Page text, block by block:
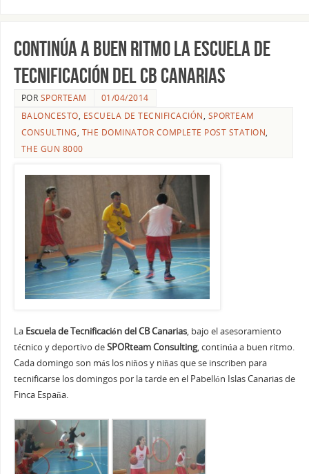
Continúa a buen ritmo la Escuela de
Tecnificación del CB Canarias
POR SPORTEAM
01/04/2014
BALONCESTO, ESCUELA DE TECNIFICACIÓN, SPORTEAM
CONSULTING, THE DOMINATOR COMPLETE POST STATION,
THE GUN 8000
La Escuela de Tecnificación del CB Canarias, bajo el asesoramiento
técnico y deportivo deSPORteam Consulting, continúa a buen ritmo.
Cada domingo son más los niños y niñas que se inscriben para
tecnificarse los domingos por la tarde en el Pabellón Islas Canarias de
Finca España.